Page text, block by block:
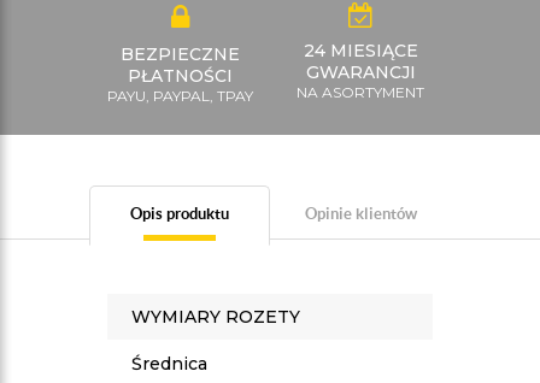
BEZPIECZNE
PŁATNOŚCI
PAYU, PAYPAL, TPAY
24 MIESIĄCE
GWARANCJI
NA ASORTYMENT
Opis produktu Opinie klientów
WYMIARY ROZETY
Średnica